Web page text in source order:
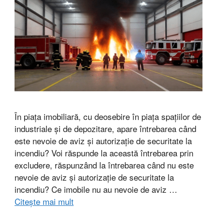
În piața imobiliară, cu deosebire în piața spațiilor de
industriale și de depozitare, apare întrebarea când
este nevoie de aviz și autorizație de securitate la
incendiu? Voi răspunde la această întrebarea prin
excludere, răspunzând la întrebarea când nu este
nevoie de aviz și autorizație de securitate la
incendiu? Ce imobile nu au nevoie de aviz …
Citește mai mult